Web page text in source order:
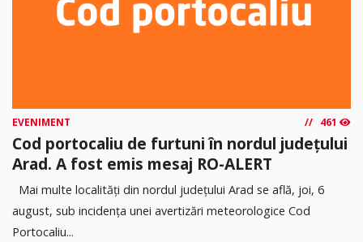
EVENIMENT 461
Cod portocaliu de furtuni în nordul județului
Arad. A fost emis mesaj RO-ALERT
Mai multe localități din nordul județului Arad se află, joi, 6
august, sub incidența unei avertizări meteorologice Cod
Portocaliu...